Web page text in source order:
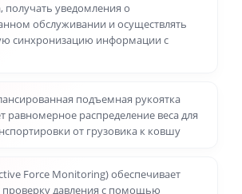
получать уведомления о
обслуживании и осуществлять
синхронизацию информации с
подъемная рукоятка
равномерное распределение веса для
от грузовика к ковшу
Force Monitoring) обеспечивает
давления с помощью